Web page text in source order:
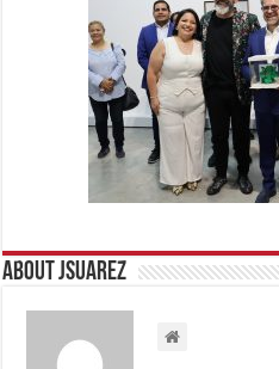
About Jsuarez